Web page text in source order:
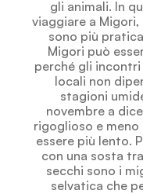
gli animali. In
viaggiare a
sono più
Migori può
perché gli
locali non
stagioni
novembre a
rigoglioso e
essere più lento.
con una sosta
secchi sono i
selvatica che